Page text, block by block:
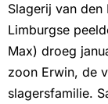
Slagerij van den
Limburgse
Max) droeg
zoon Erwin, de
slagersfamilie.